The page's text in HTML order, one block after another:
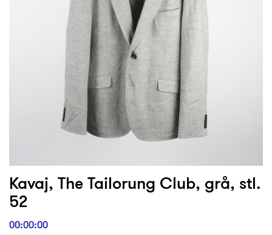
Kavaj, The Tailorung Club, grå, stl.
52
00:00:00